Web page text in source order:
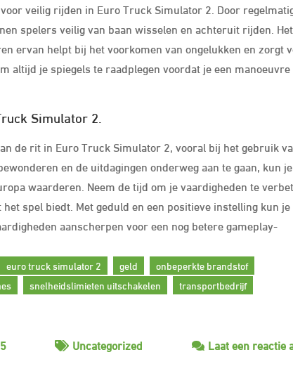
veilig rijden in Euro Truck Simulator 2. Door
spelers veilig van baan wisselen en achteruit rijden.
ervan helpt bij het voorkomen van ongelukken en zorgt
altijd je spiegels te raadplegen voordat je een manoeuvre
Simulator 2.
de rit in Euro Truck Simulator 2, vooral bij het gebruik
en de uitdagingen onderweg aan te gaan, kun
waarderen. Neem de tijd om je vaardigheden te
spel biedt. Met geduld en een positieve instelling kun
aanscherpen voor een nog betere gameplay-
euro truck simulator 2 geld
onbeperkte brandstof
snelheidslimieten uitschakelen
transportbedrijf
Uncategorized Laat een reactie